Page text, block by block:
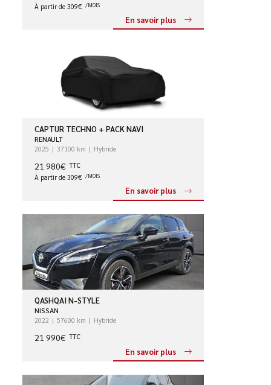
À partir de 309€ /MOIS
En savoir plus
CAPTUR TECHNO + PACK NAVI
RENAULT
2025 37100 km Hybride
21 980€ TTC
À partir de 309€ /MOIS
En savoir plus
QASHQAI N-STYLE
NISSAN
2022 57600 km Hybride
21 990€ TTC
En savoir plus